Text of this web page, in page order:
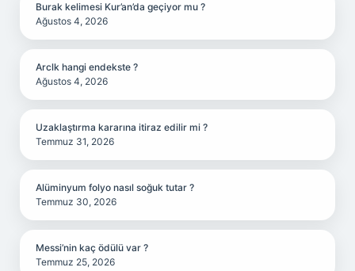
Burak kelimesi Kur’an’da geçiyor mu ?
Ağustos 4, 2026
Arclk hangi endekste ?
Ağustos 4, 2026
Uzaklaştırma kararına itiraz edilir mi ?
Temmuz 31, 2026
Alüminyum folyo nasıl soğuk tutar ?
Temmuz 30, 2026
Messi’nin kaç ödülü var ?
Temmuz 25, 2026